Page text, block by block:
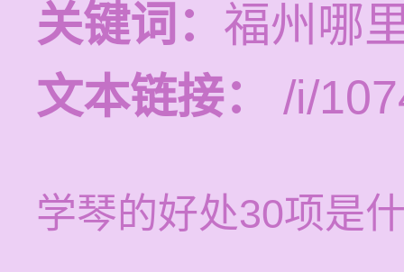
关键词： 福州哪
文本链接：
/i/
学琴的好处30项是